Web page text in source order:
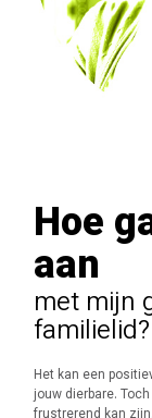
Hoe
aan
met mijn
familielid?
Het kan een
jouw dierbare.